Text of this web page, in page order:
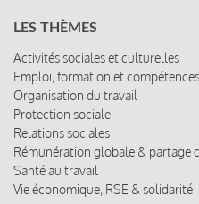
LES THÈMES
Activités sociales et culturelles
Emploi, formation et compétences
Organisation du travail
Protection sociale
Relations sociales
Rémunération globale & partage
Santé au travail
Vie économique, RSE & solidarité